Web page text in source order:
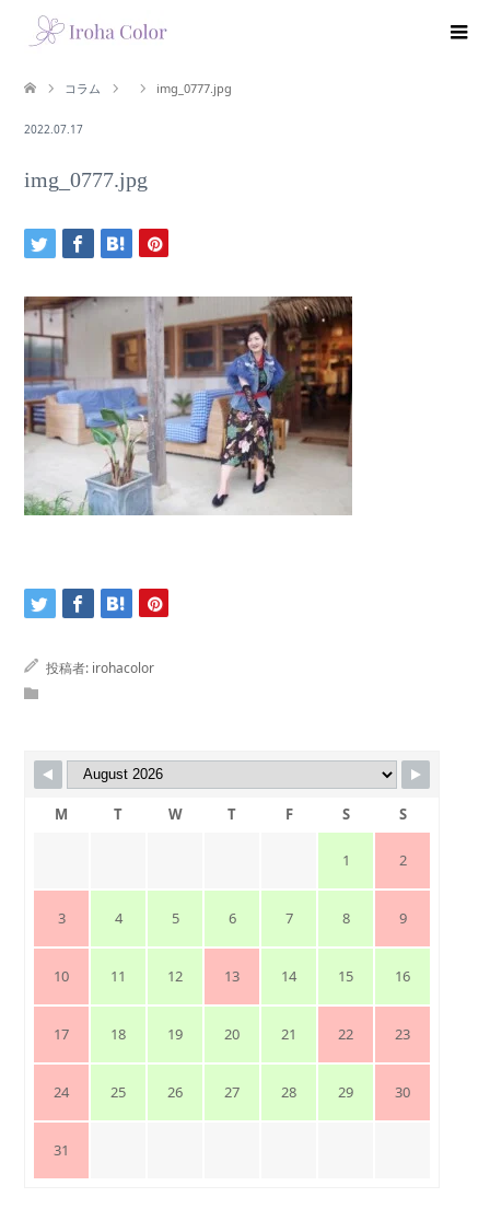
コラム img_0777.jpg
2022.07.17
img_0777.jpg
投稿者: irohacolor
M T W T F S S
1 2
3 4 5 6 7 8 9
10 11 12 13 14 15 16
17 18 19 20 21 22 23
24 25 26 27 28 29 30
31